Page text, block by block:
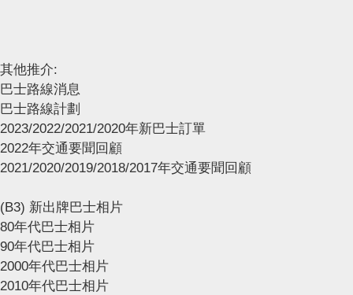
其他推介:
巴士路線消息
巴士路線計劃
2023/2022/2021/2020年新巴士訂單
2022年交通要聞回顧
2021/2020/2019/2018/2017年交通要聞回顧
(B3) 新出牌巴士相片
80年代巴士相片
90年代巴士相片
2000年代巴士相片
2010年代巴士相片